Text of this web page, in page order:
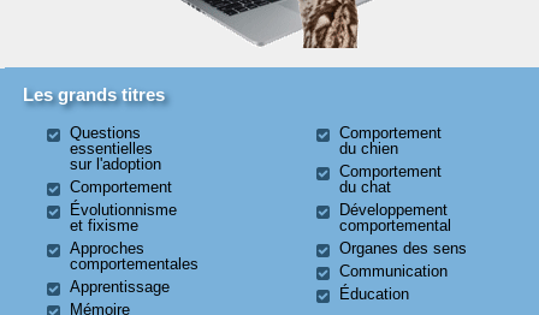
Les grands titres
Questions
essentielles
sur l'adoption
Comportement
Évolutionnisme
et fixisme
Approches
comportementales
Apprentissage
Mémoire
Comportement
du chien
Comportement
du chat
Développement
comportemental
Organes des sens
Communication
Éducation